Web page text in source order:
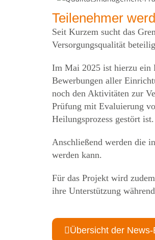
Teilenehmer
Seit Kurzem sucht das
Versorgungsqualität
Im Mai 2025 ist hierzu ein
Bewerbungen aller
noch den Aktivitäten zur
Prüfung mit Evaluierung
Heilungsprozess gestört ist.
Anschließend werden die
werden kann.
Für das Projekt wird
ihre Unterstützung
Übersicht der